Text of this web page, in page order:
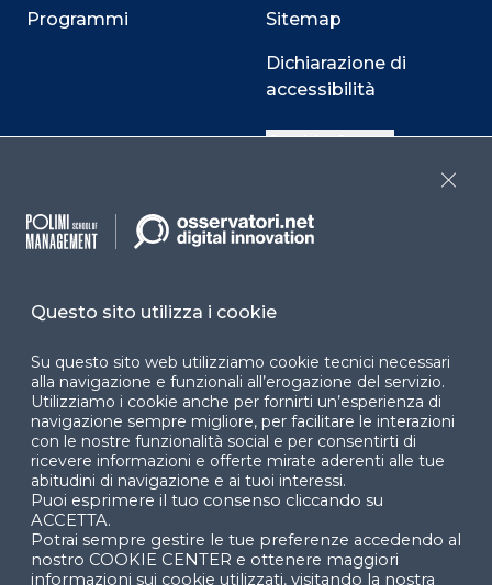
Programmi Sitemap
Dichiarazione di
accessibilità
Cookie Center
Facebook LinkedIn
© 2024 Copyright © Politecnico di Milano Dipartimento
di Ingegneria Gestionale
Questo sito utilizza i cookie
Su questo sito web utilizziamo cookie tecnici necessari
alla navigazione e funzionali all’erogazione del servizio.
Utilizziamo i cookie anche per fornirti un’esperienza di
navigazione sempre migliore, per facilitare le interazioni
con le nostre funzionalità social e per consentirti di
ricevere informazioni e offerte mirate aderenti alle tue
abitudini di navigazione e ai tuoi interessi.
Puoi esprimere il tuo consenso cliccando su
ACCETTA.
Potrai sempre gestire le tue preferenze accedendo al
nostro COOKIE CENTER e ottenere maggiori
informazioni sui cookie utilizzati, visitando la nostra